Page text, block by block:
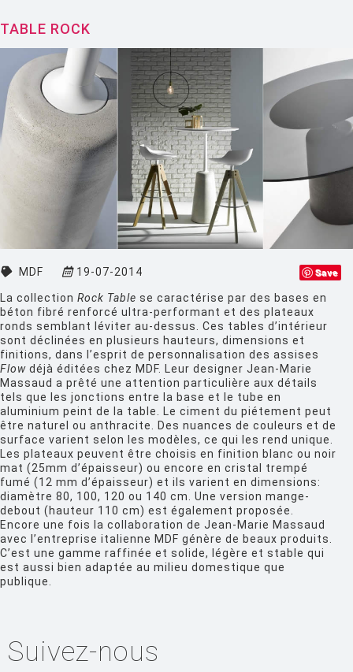
CASSINA
CATELLANI AND SMITH
CATTELANI AND SMITH
CINNA
CLASSICON
CRASSEVIG
DESALTO
DESIGN HOUSE STOCKHOLM
DRIADE
EDRA
EGO PARIS
EMU
ESTABLISHED AND SONS
ETHNICRAFT
FATBOY
FERMOB
FIAM
FLOS
FLYTE
FONTANA ARTE
FOSCARINI
GANDIA BLASCO
TABLE ROCK
MDF 19-07-2014 Save
La collection Rock Table se caractérise par des bases en
béton fibré renforcé ultra-performant et des plateaux
ronds semblant léviter au-dessus. Ces tables d’intérieur
sont déclinées en plusieurs hauteurs, dimensions et
finitions, dans l’esprit de personnalisation des assises
Flow déjà éditées chez MDF. Leur designer Jean-Marie
Massaud a prêté une attention particulière aux détails
tels que les jonctions entre la base et le tube en
aluminium peint de la table. Le ciment du piétement peut
être naturel ou anthracite. Des nuances de couleurs et de
surface varient selon les modèles, ce qui les rend unique.
Les plateaux peuvent être choisis en finition blanc ou noir
mat (25mm d’épaisseur) ou encore en cristal trempé
fumé (12 mm d’épaisseur) et ils varient en dimensions:
diamètre 80, 100, 120 ou 140 cm. Une version mange-
debout (hauteur 110 cm) est également proposée.
Encore une fois la collaboration de Jean-Marie Massaud
avec l’entreprise italienne MDF génère de beaux produits.
C’est une gamme raffinée et solide, légère et stable qui
est aussi bien adaptée au milieu domestique que
publique.
Suivez-nous